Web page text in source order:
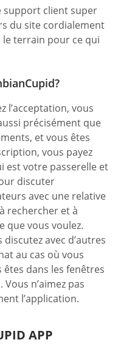
support client super
du site cordialement
le terrain pour ce qui
l’acceptation, vous
précisément que
et vous êtes
vous payez
est votre passerelle et
discuter
avec une relative
rechercher et à
que vous voulez.
avec d’autres
au cas où vous
dans les fenêtres
n’aimez pas
l’application.
APP